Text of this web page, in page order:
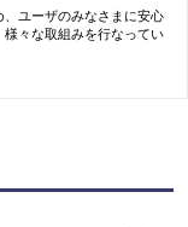
ユーザのみなさまに安心
々な取組みを行なってい